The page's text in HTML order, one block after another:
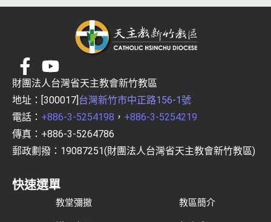
財團法人台灣省天主教會新竹教區
地址：[300017] 台灣新竹市中正路156-1號
電話： +886-3-5254198 ， +886-3-5254219
傳真：+886-3-5264786
郵政劃撥：19087251(財團法人台灣省天主教會新竹教區)
快速選單
教堂彌撒 教區簡介